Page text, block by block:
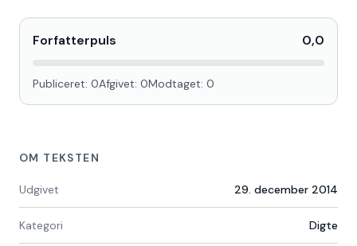
Forfatterpuls 0,0
Publiceret: 0Afgivet: 0Modtaget: 0
OM TEKSTEN
Udgivet 29. december 2014
Kategori Digte